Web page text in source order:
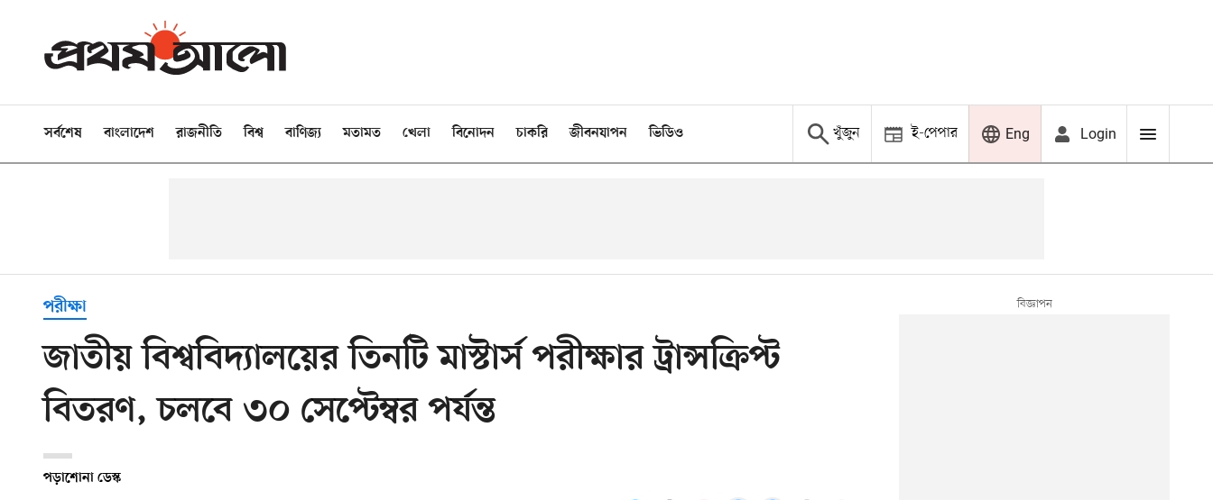
সর্বশেষ বাংলাদেশ রাজনীতি বিশ্ব বাণিজ্য মতামত খেলা বিনোদন চাকরি জীবনযাপন ভিডিও খুঁজুন ই-পেপার Eng Login
পরীক্ষা
জাতীয় বিশ্ববিদ্যালয়ের তিনটি মাস্টার্স পরীক্ষার ট্রান্সক্রিপ্ট
বিতরণ, চলবে ৩০ সেপ্টেম্বর পর্যন্ত
পড়াশোনা ডেস্ক